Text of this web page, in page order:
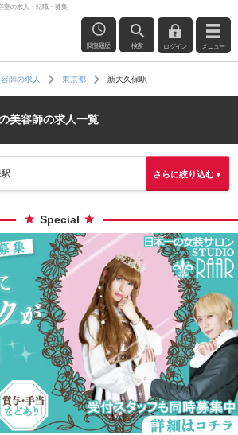
室の求人・転職・募集
閲覧履歴 検索 ログイン メニュー
師の求人 東京都 新大久保駅
美容師の求人一覧
さらに絞り込む▼
Special